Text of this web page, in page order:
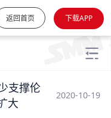
返回首页 下载APP
支撑伦
大
2020-10-19